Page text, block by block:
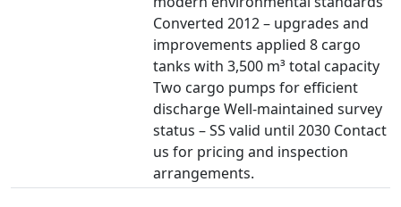
Converted 2012 – upgrades and
improvements applied 8 cargo
tanks with 3,500 m³ total capacity
Two cargo pumps for efficient
discharge Well-maintained survey
status – SS valid until 2030 Contact
us for pricing and inspection
arrangements.